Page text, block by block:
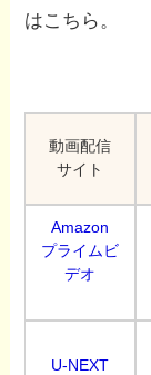
はこちら。
動画配信
サイト
Amazon
プライムビ
デオ
U-NEXT